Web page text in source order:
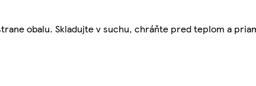
obalu. Skladujte v suchu, chráňte pred teplom a